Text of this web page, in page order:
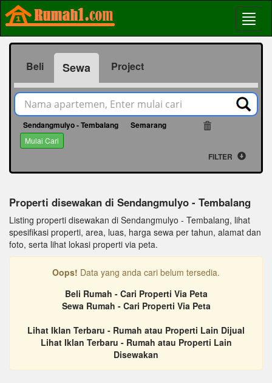
Beli Sewa Project
Sendangmulyo - Tembalang Semarang
Mulai Cari
FILTER
Properti disewakan di Sendangmulyo - Tembalang
Listing properti disewakan di Sendangmulyo - Tembalang, lihat
spesifikasi properti, area, luas, harga sewa per tahun, alamat dan
foto, serta lihat lokasi properti via peta.
Oops! Data yang anda cari belum tersedia.
Beli Rumah - Cari Properti Via Peta
Sewa Rumah - Cari Properti Via Peta
Lihat Iklan Terbaru - Rumah atau Properti Lain Dijual
Lihat Iklan Terbaru - Rumah atau Properti Lain
Disewakan